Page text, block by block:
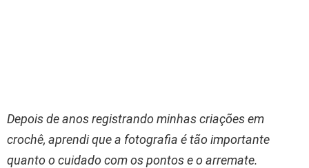
Depois de anos registrando minhas criações em
crochê, aprendi que a fotografia é tão importante
quanto o cuidado com os pontos e o arremate.